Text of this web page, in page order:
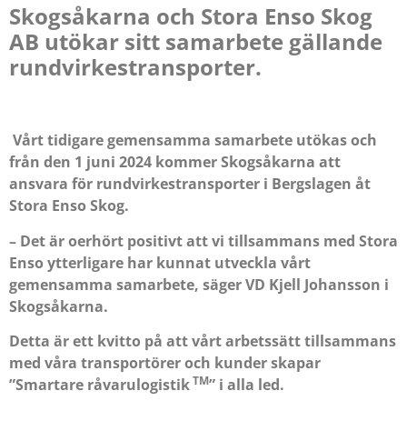
Skogsåkarna och Stora Enso Skog
AB utökar sitt samarbete gällande
rundvirkestransporter.
Vårt tidigare gemensamma samarbete utökas och
från den 1 juni 2024 kommer Skogsåkarna att
ansvara för rundvirkestransporter i Bergslagen åt
Stora Enso Skog.
– Det är oerhört positivt att vi tillsammans med Stora
Enso ytterligare har kunnat utveckla vårt
gemensamma samarbete, säger VD Kjell Johansson i
Skogsåkarna.
Detta är ett kvitto på att vårt arbetssätt tillsammans
med våra transportörer och kunder skapar
”Smartare råvarulogistikTM” i alla led.